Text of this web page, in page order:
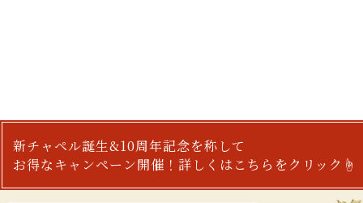
新チャペル誕生&10周年記念を称して
お得なキャンペーン開催！詳しくはこちらをクリック☝︎